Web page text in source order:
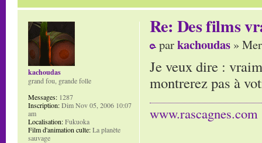
Re: Des films
parkachoudas »
Je veux dire :
montrerez pas à
www.rascagnes.com
kachoudas
grand fou, grande folle
Messages: 1287
Inscription:Dim Nov 05, 2006 10:07
am
Localisation:Fukuoka
Film d'animation culte:La planète
sauvage